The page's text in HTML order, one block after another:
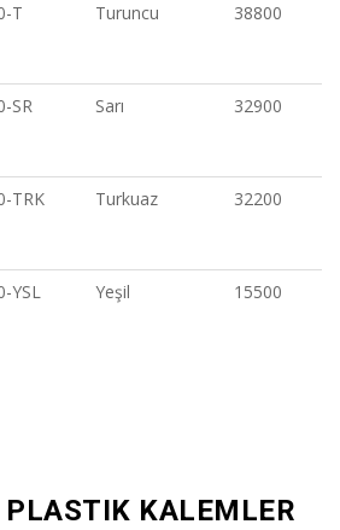
T Turuncu 38800
SR Sarı 32900
TRK Turkuaz 32200
YSL Yeşil 15500
PLASTIK KALEMLER